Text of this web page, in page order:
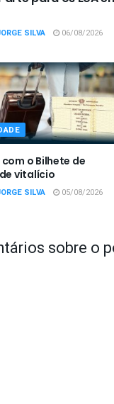
SILVA 06/08/2026
o Bilhete de
vitalício
SILVA 05/08/2026
sobre o